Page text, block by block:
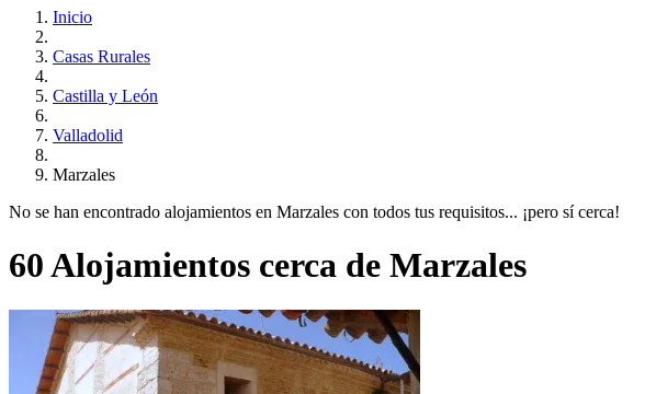
Inicio
Casas Rurales
Castilla y León
Valladolid
Marzales
No se han encontrado alojamientos en Marzales con todos tus requisitos... ¡pero sí cerca!
60 Alojamientos cerca de Marzales